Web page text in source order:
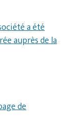
a été
auprès de la
de